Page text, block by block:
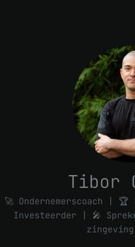
Tibor
🚀 Ondernemerscoach |
Investeerder | 🎤